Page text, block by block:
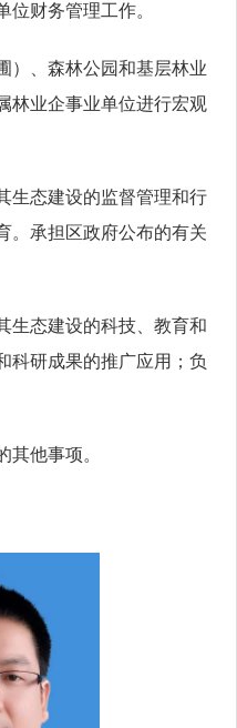
位财务管理工作。
）、森林公园和基层林业
林业企事业单位进行宏观
生态建设的监督管理和行
。承担区政府公布的有关
生态建设的科技、教育和
科研成果的推广应用；负
其他事项。